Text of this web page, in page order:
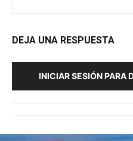
DEJA UNA RESPUESTA
INICIAR SESIÓN PARA